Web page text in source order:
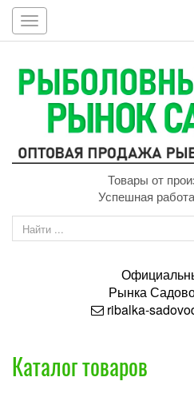
Toggle
navigation
Товары от
Успешная
Рынка
ribalka-
Каталог товаров